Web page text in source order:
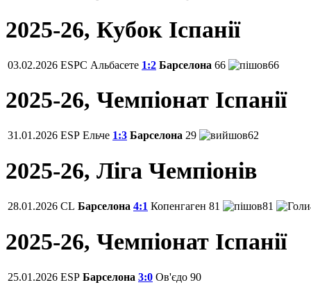
2025-26, Кубок Іспанії
03.02.2026 ESPC Альбасете 1:2 Барселона 66 66
2025-26, Чемпiонат Іспанії
31.01.2026 ESP Ельче 1:3 Барселона 29 62
2025-26, Ліга Чемпіонів
28.01.2026 CL Барселона 4:1 Копенгаген 81 81
2025-26, Чемпiонат Іспанії
25.01.2026 ESP Барселона 3:0 Ов'єдо 90